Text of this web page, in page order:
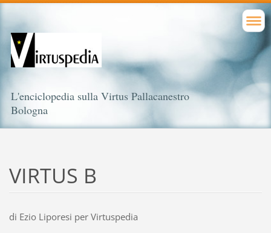
L'enciclopedia sulla Virtus Pallacanestro
Bologna
VIRTUS B
di Ezio Liporesi per Virtuspedia